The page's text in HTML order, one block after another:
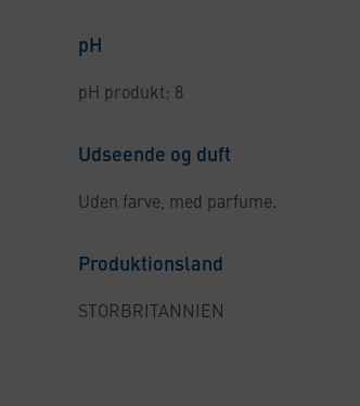
pH
pH produkt: 8
Udseende og duft
Uden farve, med parfume.
Produktionsland
STORBRITANNIEN